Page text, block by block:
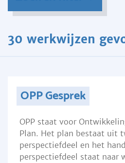
30 werkwijzen
OPP Gesprek
OPP staat voor
Plan. Het plan bestaat uit
perspectiefdeel en het
perspectiefdeel staat naar